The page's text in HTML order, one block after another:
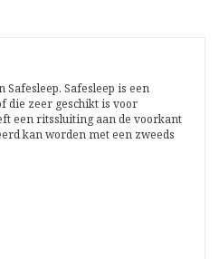
Safesleep. Safesleep is een
die zeer geschikt is voor
een ritssluiting aan de voorkant
kan worden met een zweeds